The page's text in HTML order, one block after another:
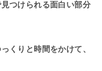
つけられる面白い部分
くりと時間をかけて、